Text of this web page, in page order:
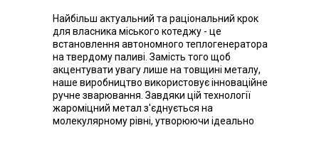
Найбільш актуальний та раціональний крок
для власника міського котеджу - це
встановлення автономного теплогенератора
на твердому паливі. Замість того щоб
акцентувати увагу лише на товщині металу,
наше виробництво використовує інноваційне
ручне зварювання. Завдяки цій технології
жароміцний метал з'єднується на
молекулярному рівні, утворюючи ідеально